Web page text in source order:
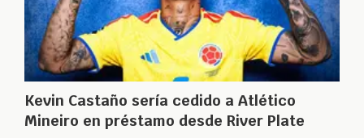
Kevin Castaño sería cedido a Atlético
Mineiro en préstamo desde River Plate